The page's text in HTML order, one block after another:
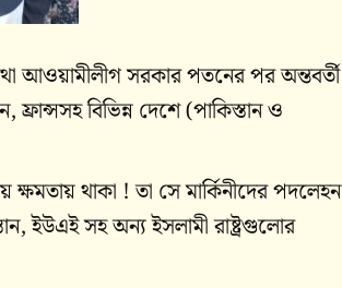
আওয়ামীলীগ সরকার পতনের পর অন্তবর্তী
বিভিন্ন দেশে (পাকিস্তান ও
থাকা ! তা সে মার্কিনীদের পদলেহন
ইউএই সহ অন্য ইসলামী রাষ্ট্রগুলোর